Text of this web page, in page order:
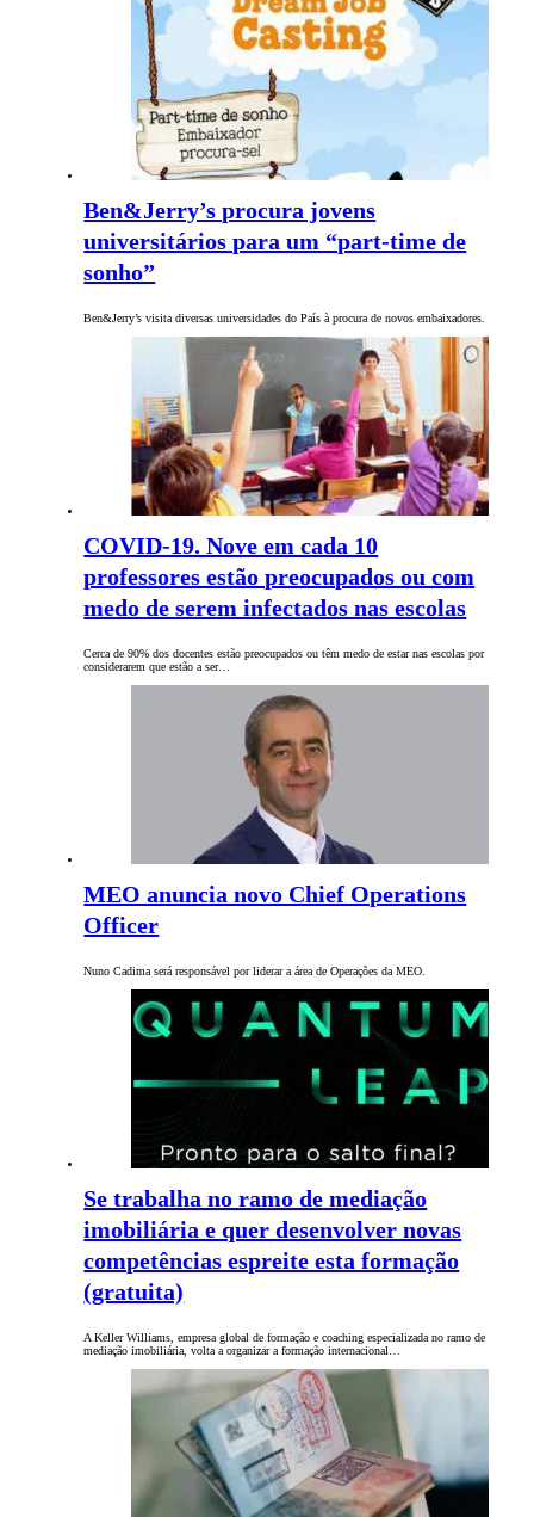
Ben&Jerry’s procura jovens
universitários para um “part-time de
sonho”
Ben&Jerry’s visita diversas universidades do País à procura de novos embaixadores.
COVID-19. Nove em cada 10
professores estão preocupados ou com
medo de serem infectados nas escolas
Cerca de 90% dos docentes estão preocupados ou têm medo de estar nas escolas por
considerarem que estão a ser…
MEO anuncia novo Chief Operations
Officer
Nuno Cadima será responsável por liderar a área de Operações da MEO.
Se trabalha no ramo de mediação
imobiliária e quer desenvolver novas
competências espreite esta formação
(gratuita)
A Keller Williams, empresa global de formação e coaching especializada no ramo de
mediação imobiliária, volta a organizar a formação internacional…